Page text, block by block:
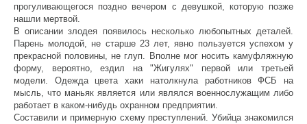
прогуливающегося поздно вечером с девушкой, которую позже
нашли мертвой.
В описании злодея появилось несколько любопытных деталей.
Парень молодой, не старше 23 лет, явно пользуется успехом у
прекрасной половины, не глуп. Вполне мог носить камуфляжную
форму, вероятно, ездил на "Жигулях" первой или третьей
модели. Одежда цвета хаки натолкнула работников ФСБ на
мысль, что маньяк является или являлся военнослужащим либо
работает в каком-нибудь охранном предприятии.
Составили и примерную схему преступлений. Убийца знакомился